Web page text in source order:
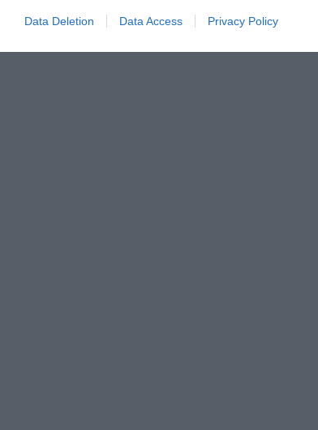
Data Deletion Data Access Privacy Policy